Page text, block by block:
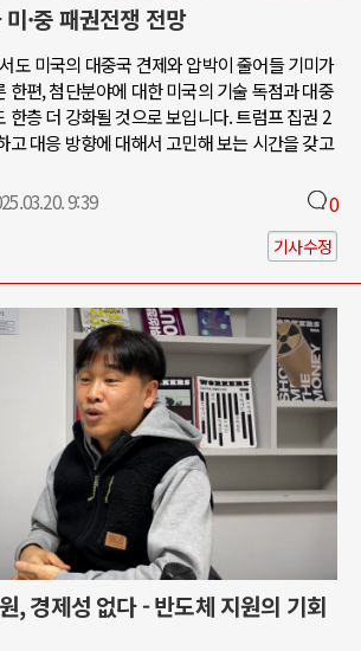
·중 패권전쟁 전망
도 미국의 대중국 견제와 압박이 줄어들 기미가
한편, 첨단분야에 대한 미국의 기술 독점과 대중
한층 더 강화될 것으로 보입니다. 트럼프 집권 2
고 대응 방향에 대해서 고민해 보는 시간을 갖고
9:39 0
기사수정
, 경제성 없다 - 반도체 지원의 기회